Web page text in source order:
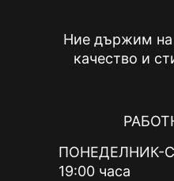
Ние държим на
качество и
19:00 часа